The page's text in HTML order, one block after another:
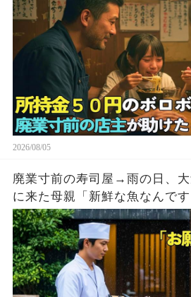
す」実はこの子達…
2026/08/05
廃業寸前の寿司屋→雨の日、大
に来た母親「新鮮な魚なんで
で買い取った結果